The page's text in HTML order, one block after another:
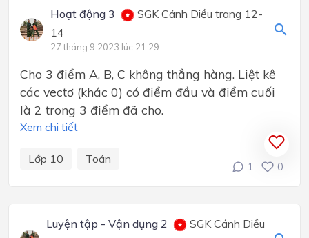
Hoạt động 3
SGK Cánh Diều trang 12-
14
27 tháng 9 2023 lúc 21:29
Cho 3 điểm A, B, C không thẳng hàng. Liệt kê
các vectơ (khác 0) có điểm đầu và điểm cuối
là 2 trong 3 điểm đã cho.
Xem chi tiết
Lớp 10 Toán
1 0
Luyện tập - Vận dụng 2
SGK Cánh Diều